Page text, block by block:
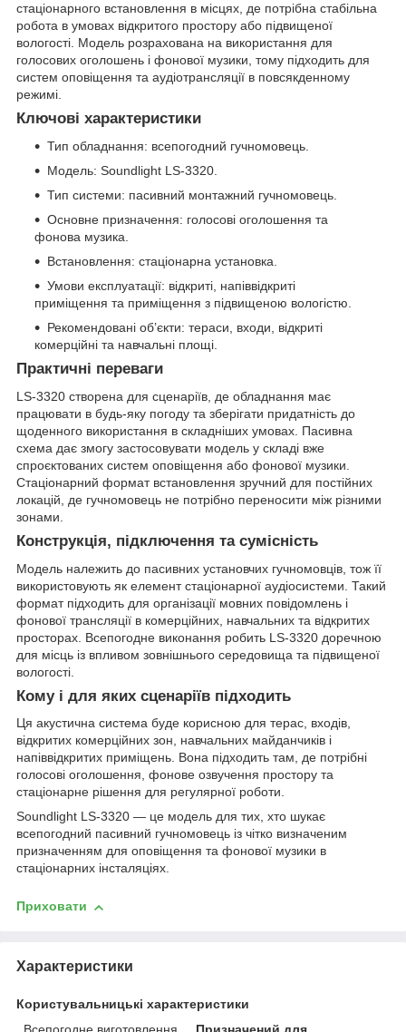
стаціонарного встановлення в місцях, де потрібна стабільна
робота в умовах відкритого простору або підвищеної
вологості. Модель розрахована на використання для
голосових оголошень і фонової музики, тому підходить для
систем оповіщення та аудіотрансляції в повсякденному
режимі.
Ключові характеристики
Тип обладнання: всепогодний гучномовець.
Модель: Soundlight LS-3320.
Тип системи: пасивний монтажний гучномовець.
Основне призначення: голосові оголошення та
фонова музика.
Встановлення: стаціонарна установка.
Умови експлуатації: відкриті, напіввідкриті
приміщення та приміщення з підвищеною вологістю.
Рекомендовані об’єкти: тераси, входи, відкриті
комерційні та навчальні площі.
Практичні переваги
LS-3320 створена для сценаріїв, де обладнання має
працювати в будь-яку погоду та зберігати придатність до
щоденного використання в складніших умовах. Пасивна
схема дає змогу застосовувати модель у складі вже
спроєктованих систем оповіщення або фонової музики.
Стаціонарний формат встановлення зручний для постійних
локацій, де гучномовець не потрібно переносити між різними
зонами.
Конструкція, підключення та сумісність
Модель належить до пасивних установчих гучномовців, тож її
використовують як елемент стаціонарної аудіосистеми. Такий
формат підходить для організації мовних повідомлень і
фонової трансляції в комерційних, навчальних та відкритих
просторах. Всепогодне виконання робить LS-3320 доречною
для місць із впливом зовнішнього середовища та підвищеної
вологості.
Кому і для яких сценаріїв підходить
Ця акустична система буде корисною для терас, входів,
відкритих комерційних зон, навчальних майданчиків і
напіввідкритих приміщень. Вона підходить там, де потрібні
голосові оголошення, фонове озвучення простору та
стаціонарне рішення для регулярної роботи.
Soundlight LS-3320 — це модель для тих, хто шукає
всепогодний пасивний гучномовець із чітко визначеним
призначенням для оповіщення та фонової музики в
стаціонарних інсталяціях.
Приховати
Характеристики
Користувальницькі характеристики
Всепогодне виготовлення
Призначений для